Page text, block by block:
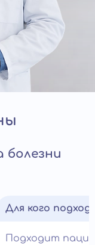
болезни
Для кого
Подходит